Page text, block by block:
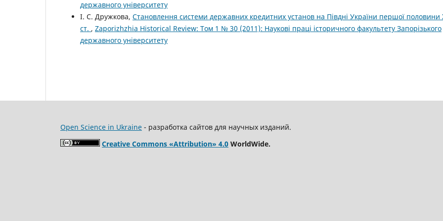
державного університету
І. С. Дружкова, Становлення системи державних кредитних установ на Півдні України першої половини
ст. , Zaporizhzhia Historical Review: Том 1 № 30 (2011): Наукові праці історичного факультету Запорізького
державного університету
Open Science in Ukraine - разработка сайтов для научных изданий.
Creative Commons «Attribution» 4.0 WorldWide.